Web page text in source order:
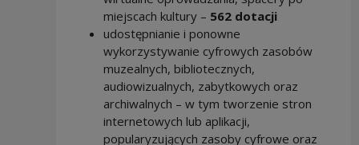
miejscach kultury – 562 dotacji
udostępnianie i ponowne
wykorzystywanie cyfrowych zasobów
muzealnych, bibliotecznych,
audiowizualnych, zabytkowych oraz
archiwalnych – w tym tworzenie stron
internetowych lub aplikacji,
popularyzujących zasoby cyfrowe oraz